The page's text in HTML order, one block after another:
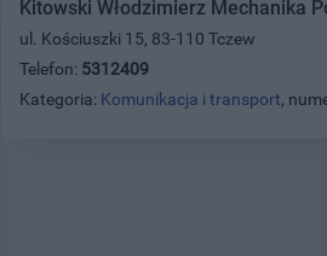
Kitowski Włodzimierz Mechanika
ul. Kościuszki 15, 83-110 Tczew
Telefon: 5312409
Kategoria: Komunikacja i transport,